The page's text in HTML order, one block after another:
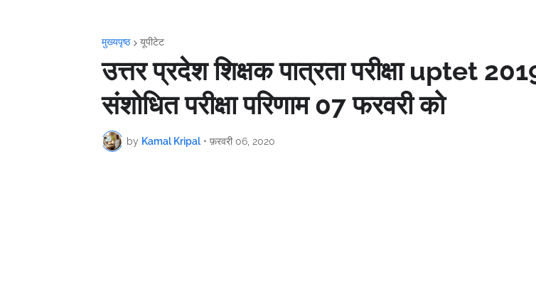
मुख्यपृष्ठ यूपीटेट
उत्तर प्रदेश शिक्षक पात्रता परीक्षा uptet
संशोधित परीक्षा परिणाम 07 फरवरी को
by Kamal Kripal • फ़रवरी 06, 2020